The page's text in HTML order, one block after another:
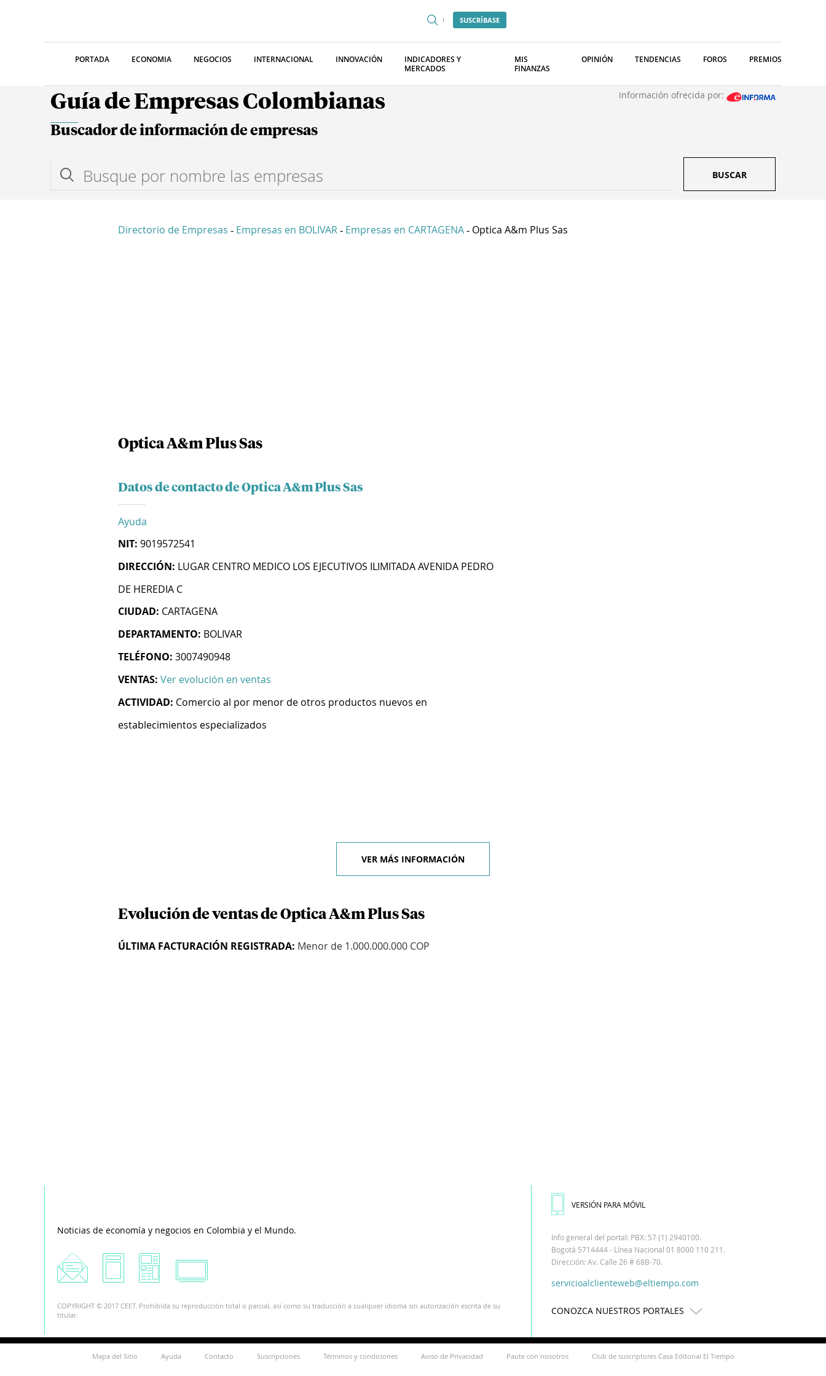
SUSCRÍBASE
PORTADA ECONOMIA NEGOCIOS INTERNACIONAL INNOVACIÓN
INDICADORES Y
MERCADOS
MIS
FINANZAS
OPINIÓN TENDENCIAS FOROS PREMIOS
Guía de Empresas Colombianas Información ofrecida por:
Buscador de información de empresas
BUSCAR
Directorio de Empresas - Empresas en BOLIVAR - Empresas en CARTAGENA - Optica A&m Plus Sas
Optica A&m Plus Sas
Datos de contacto de Optica A&m Plus Sas
Ayuda
NIT: 9019572541
DIRECCIÓN: LUGAR CENTRO MEDICO LOS EJECUTIVOS ILIMITADA AVENIDA PEDRO
DE HEREDIA C
CIUDAD: CARTAGENA
DEPARTAMENTO: BOLIVAR
TELÉFONO: 3007490948
VENTAS: Ver evolución en ventas
ACTIVIDAD: Comercio al por menor de otros productos nuevos en
establecimientos especializados
VER MÁS INFORMACIÓN
Evolución de ventas de Optica A&m Plus Sas
ÚLTIMA FACTURACIÓN REGISTRADA: Menor de 1.000.000.000 COP
Noticias de economía y negocios en Colombia y el Mundo.
COPYRIGHT © 2017 CEET. Prohibida su reproducción total o parcial, así como su traducción a cualquier idioma sin autorización escrita de su
titular.
VERSIÓN PARA MÓVIL
Info general del portal: PBX: 57 (1) 2940100.
Bogotá 5714444 - Línea Nacional 01 8000 110 211.
Dirección: Av. Calle 26 # 68B-70.
servicioalclienteweb@eltiempo.com
CONOZCA NUESTROS PORTALES
Mapa del Sitio Ayuda Contacto Suscripciones Términos y condiciones Aviso de Privacidad Paute con nosotros Club de suscriptores Casa Editorial El Tiempo